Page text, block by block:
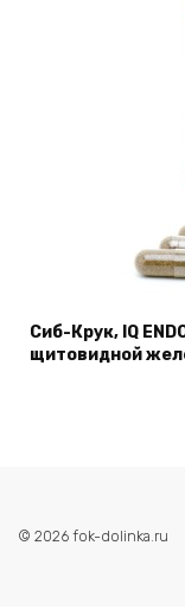
Сиб-Крук, IQ
щитовидной
© 2026 fok-dolinka.ru